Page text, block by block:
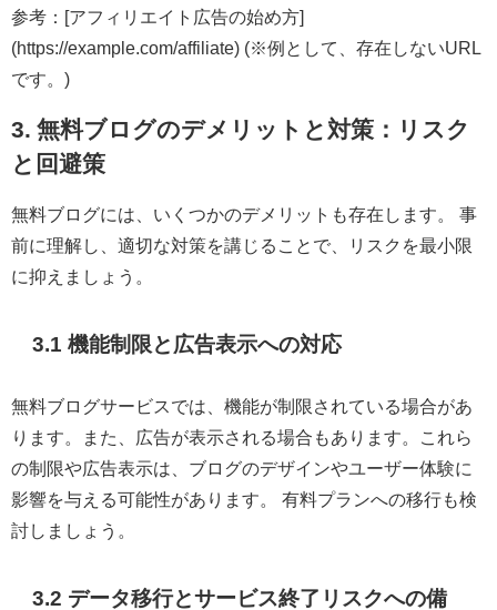
参考：[アフィリエイト広告の始め方]
(https://example.com/affiliate) (※例として、存在しないURL
です。)
3. 無料ブログのデメリットと対策：リスク
と回避策
無料ブログには、いくつかのデメリットも存在します。 事
前に理解し、適切な対策を講じることで、リスクを最小限
に抑えましょう。
3.1 機能制限と広告表示への対応
無料ブログサービスでは、機能が制限されている場合があ
ります。また、広告が表示される場合もあります。これら
の制限や広告表示は、ブログのデザインやユーザー体験に
影響を与える可能性があります。 有料プランへの移行も検
討しましょう。
3.2 データ移行とサービス終了リスクへの備